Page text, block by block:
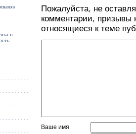
и
Пожалуйста, не
комментарии, призывы
относящиеся к теме
Ваше имя